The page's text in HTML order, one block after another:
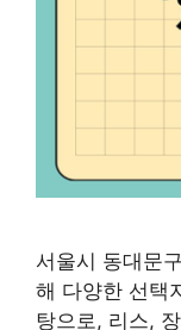
서울시 동대문
해 다양한 선택
탕으로, 리스,